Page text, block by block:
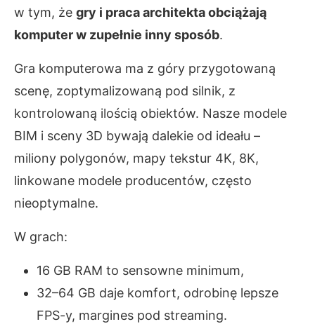
w tym, że gry i praca architekta obciążają
komputer w zupełnie inny sposób.
Gra komputerowa ma z góry przygotowaną
scenę, zoptymalizowaną pod silnik, z
kontrolowaną ilością obiektów. Nasze modele
BIM i sceny 3D bywają dalekie od ideału –
miliony polygonów, mapy tekstur 4K, 8K,
linkowane modele producentów, często
nieoptymalne.
W grach:
16 GB RAM to sensowne minimum,
32–64 GB daje komfort, odrobinę lepsze
FPS-y, margines pod streaming.